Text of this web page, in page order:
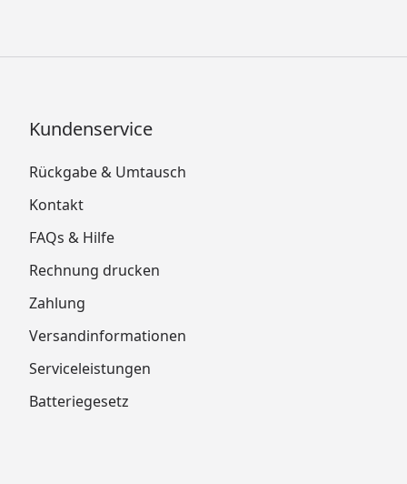
Kundenservice
Rückgabe & Umtausch
Kontakt
FAQs & Hilfe
Rechnung drucken
Zahlung
Versandinformationen
Serviceleistungen
Batteriegesetz